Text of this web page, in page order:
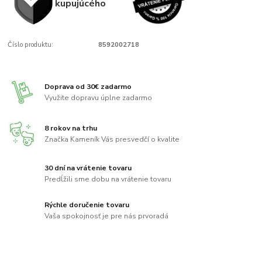
kupujúcého
Číslo produktu: 8592002718
Doprava od 30€ zadarmo
Využite dopravu úplne zadarmo
8 rokov na trhu
Značka Kameník Vás presvedčí o kvalite
30 dní na vrátenie tovaru
Predĺžili sme dobu na vrátenie tovaru
Rýchle doručenie tovaru
Vaša spokojnosť je pre nás prvoradá